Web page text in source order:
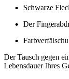
Schwarze
Der
Der Tausch gegen
Lebensdauer Ihres